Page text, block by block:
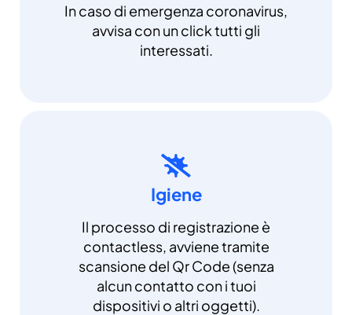
In caso di emergenza coronavirus,
avvisa con un click tutti gli
interessati.
Igiene
Il processo di registrazione è
contactless, avviene tramite
scansione del Qr Code (senza
alcun contatto con i tuoi
dispositivi o altri oggetti).